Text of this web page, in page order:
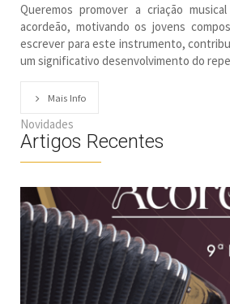
Queremos promover a criação
acordeão, motivando os jovens
escrever para este instrumento,
um significativo desenvolvimento do
Mais Info
Novidades
Artigos Recentes